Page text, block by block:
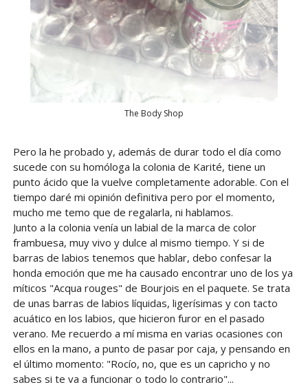
The Body Shop
Pero la he probado y, además de durar todo el día como
sucede con su homóloga la colonia de Karité, tiene un
punto ácido que la vuelve completamente adorable. Con el
tiempo daré mi opinión definitiva pero por el momento,
mucho me temo que de regalarla, ni hablamos.
Junto a la colonia venía un labial de la marca de color
frambuesa, muy vivo y dulce al mismo tiempo. Y si de
barras de labios tenemos que hablar, debo confesar la
honda emoción que me ha causado encontrar uno de los ya
míticos "Acqua rouges" de Bourjois en el paquete. Se trata
de unas barras de labios líquidas, ligerísimas y con tacto
acuático en los labios, que hicieron furor en el pasado
verano. Me recuerdo a mí misma en varias ocasiones con
ellos en la mano, a punto de pasar por caja, y pensando en
el último momento: "Rocío, no, que es un capricho y no
sabes si te va a funcionar o todo lo contrario"...